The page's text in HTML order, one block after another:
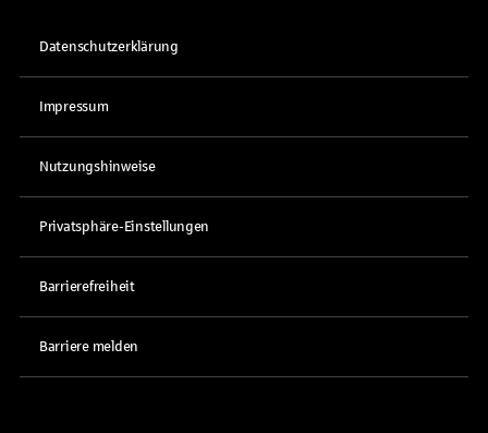
Datenschutzerklärung
Impressum
Nutzungshinweise
Privatsphäre-Einstellungen
Barrierefreiheit
Barriere melden